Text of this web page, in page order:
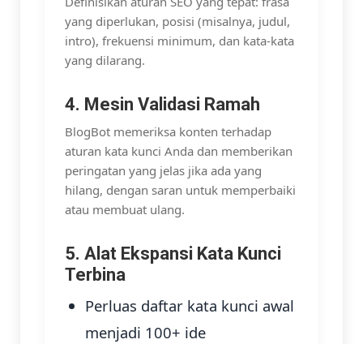
yang diperlukan, posisi (misalnya, judul,
intro), frekuensi minimum, dan kata-kata
yang dilarang.
4. Mesin Validasi Ramah
BlogBot memeriksa konten terhadap
aturan kata kunci Anda dan memberikan
peringatan yang jelas jika ada yang
hilang, dengan saran untuk memperbaiki
atau membuat ulang.
5. Alat Ekspansi Kata Kunci
Terbina
Perluas daftar kata kunci awal
menjadi 100+ ide